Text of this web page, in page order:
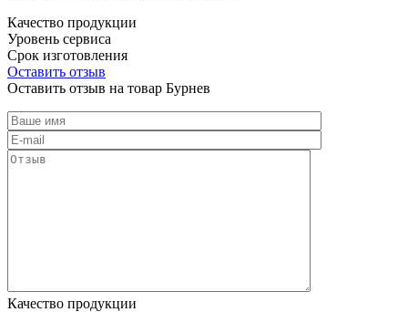
Качество продукции
Уровень сервиса
Срок изготовления
Оставить отзыв
Оставить отзыв на товар Бурнев
Качество продукции